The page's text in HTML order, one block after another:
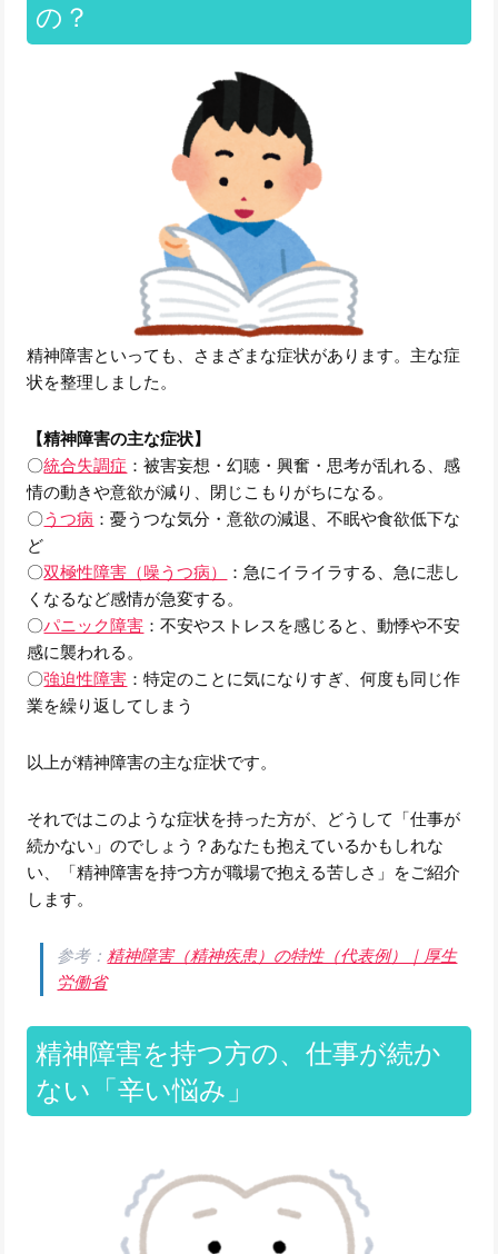
の？
精神障害といっても、さまざまな症状があります。主な症
状を整理しました。
【精神障害の主な症状】
〇統合失調症 ：被害妄想・幻聴・興奮・思考が乱れる、感
情の動きや意欲が減り、閉じこもりがちになる。
〇うつ病 ：憂うつな気分・意欲の減退、不眠や食欲低下な
ど
〇双極性障害（噪うつ病）
：急にイライラする、急に悲し
くなるなど感情が急変する。
〇パニック障害 ：不安やストレスを感じると、動悸や不安
感に襲われる。
〇強迫性障害 ：特定のことに気になりすぎ、何度も同じ作
業を繰り返してしまう
以上が精神障害の主な症状です。
それではこのような症状を持った方が、どうして「仕事が
続かない」のでしょう？あなたも抱えているかもしれな
い、「精神障害を持つ方が職場で抱える苦しさ」をご紹介
します。
参考：精神障害（精神疾患）の特性（代表例）｜厚生
労働省
精神障害を持つ方の、仕事が続か
ない「辛い悩み」